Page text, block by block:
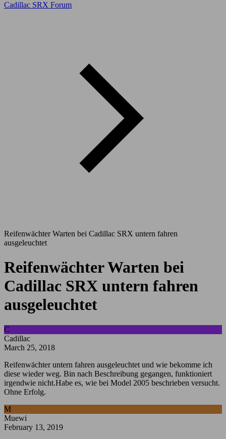
Cadillac SRX Forum
Reifenwächter Warten bei Cadillac SRX untern fahren
ausgeleuchtet
Reifenwächter Warten bei
Cadillac SRX untern fahren
ausgeleuchtet
C
Cadillac
March 25, 2018
Reifenwächter untern fahren ausgeleuchtet und wie bekomme ich
diese wieder weg. Bin nach Beschreibung gegangen, funktioniert
irgendwie nicht.Habe es, wie bei Model 2005 beschrieben versucht.
Ohne Erfolg.
M
Muewi
February 13, 2019